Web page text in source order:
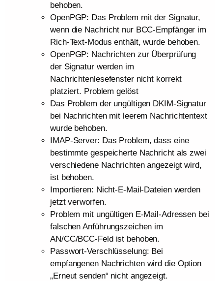
behoben.
OpenPGP: Das Problem mit der Signatur,
wenn die Nachricht nur BCC-Empfänger im
Rich-Text-Modus enthält, wurde behoben.
OpenPGP: Nachrichten zur Überprüfung
der Signatur werden im
Nachrichtenlesefenster nicht korrekt
platziert. Problem gelöst
Das Problem der ungültigen DKIM-Signatur
bei Nachrichten mit leerem Nachrichtentext
wurde behoben.
IMAP-Server: Das Problem, dass eine
bestimmte gespeicherte Nachricht als zwei
verschiedene Nachrichten angezeigt wird,
ist behoben.
Importieren: Nicht-E-Mail-Dateien werden
jetzt verworfen.
Problem mit ungültigen E-Mail-Adressen bei
falschen Anführungszeichen im
AN/CC/BCC-Feld ist behoben.
Passwort-Verschlüsselung: Bei
empfangenen Nachrichten wird die Option
„Erneut senden“ nicht angezeigt.